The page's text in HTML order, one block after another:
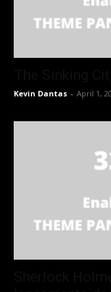
Kevin Dantas - April 1,